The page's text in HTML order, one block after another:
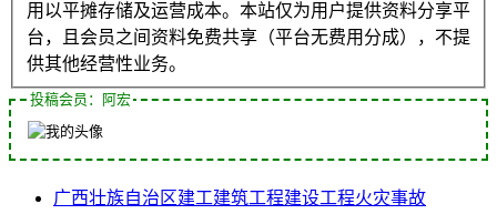
用以平摊存储及运营成本。本站仅为用户提供资料分享平
台，且会员之间资料免费共享（平台无费用分成），不提
供其他经营性业务。
投稿会员：阿宏
广西壮族自治区建工建筑工程建设工程火灾事故